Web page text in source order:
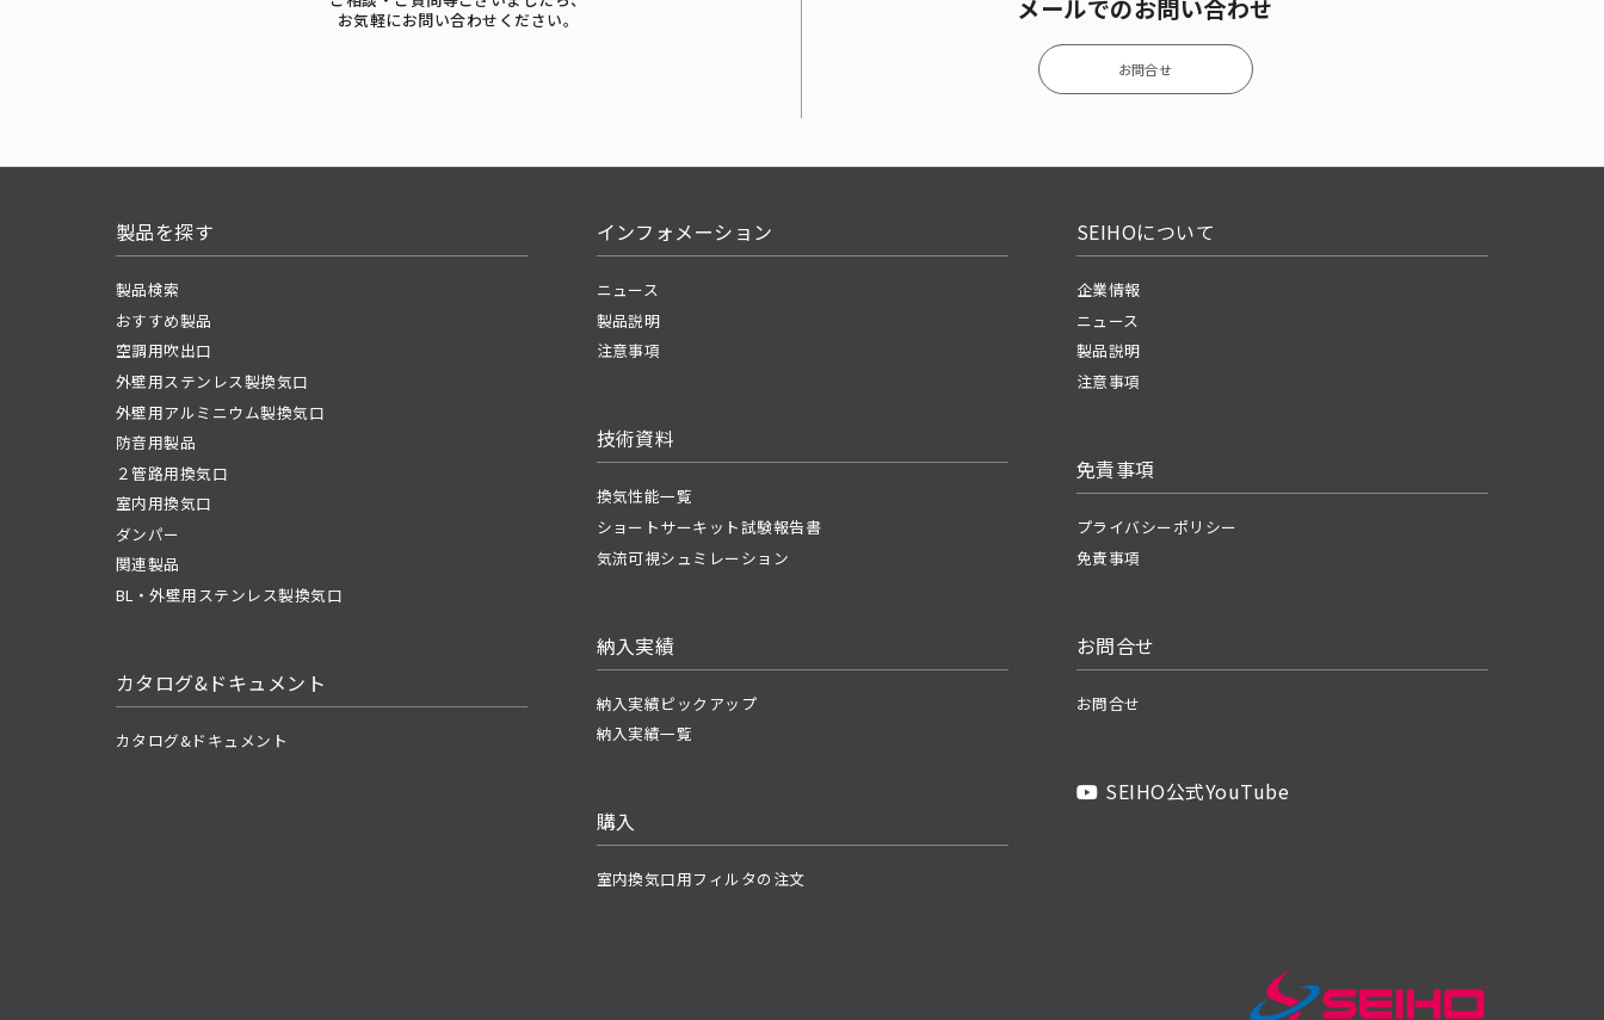
お気軽にお問い合わせください。
メールでのお問い合わせ
お問合せ
製品を探す
製品検索
おすすめ製品
空調用吹出口
外壁用ステンレス製換気口
外壁用アルミニウム製換気口
防音用製品
２管路用換気口
室内用換気口
ダンパー
関連製品
BL・外壁用ステンレス製換気口
カタログ&ドキュメント
カタログ&ドキュメント
インフォメーション
ニュース
製品説明
注意事項
技術資料
換気性能一覧
ショートサーキット試験報告書
気流可視シュミレーション
納入実績
納入実績ピックアップ
納入実績一覧
購入
室内換気口用フィルタの注文
SEIHOについて
企業情報
ニュース
製品説明
注意事項
免責事項
プライバシーポリシー
免責事項
お問合せ
お問合せ
SEIHO公式YouTube